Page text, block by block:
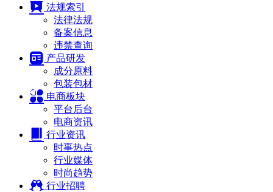
法规索引
法律法规
备案信息
违禁查询
产品研发
成分原料
包装包材
电商板块
平台后台
电商资讯
行业资讯
时事热点
行业媒体
时尚趋势
行业招聘